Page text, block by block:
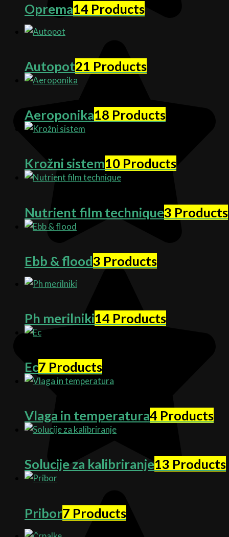
Oprema14 Products
Autopot21 Products
Aeroponika18 Products
Krožni sistem10 Products
Nutrient film technique3 Products
Ebb & flood3 Products
Ph merilniki14 Products
Ec7 Products
Vlaga in temperatura4 Products
Solucije za kalibriranje13 Products
Pribor7 Products